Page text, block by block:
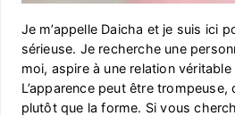
Je m’appelle Daicha et je suis ici
sérieuse. Je recherche une
moi, aspire à une relation
L’apparence peut être
plutôt que la forme. Si vous